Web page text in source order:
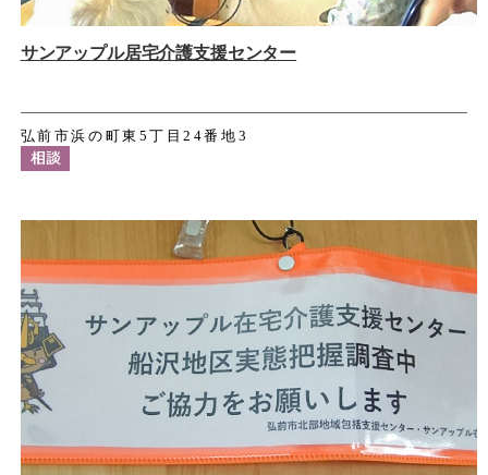
サンアップル居宅介護支援センター
弘前市浜の町東5丁目24番地3